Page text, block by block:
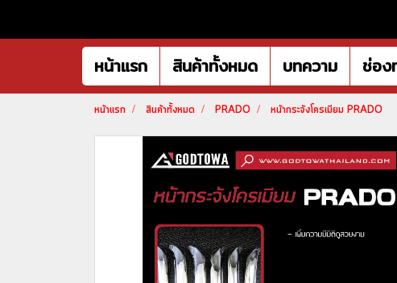
หน้าแรก สินค้าทั้งหมด บทความ ช่อง
หน้าแรก สินค้าทั้งหมด PRADO หน้ากระจังโครเมียม PRADO